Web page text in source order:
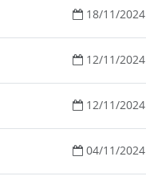
18/11/2024
12/11/2024
12/11/2024
04/11/2024